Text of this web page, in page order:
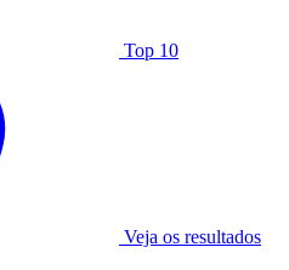
Top 10
Veja os resultados